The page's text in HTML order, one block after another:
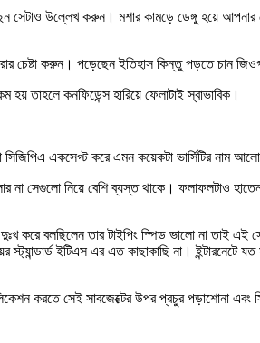
উল্লেখ করুন। মশার কামড়ে ডেঙ্গু হয়ে আপনার
করার চেষ্টা করুন। পড়েছেন ইতিহাস কিন্তু পড়তে চান
হয় তাহলে কনফিডেন্স হারিয়ে ফেলাটাই স্বাভাবিক।
একসেপ্ট করে এমন কয়েকটা ভার্সিটির নাম
না সেগুলো নিয়ে বেশি ব্যস্ত থাকে। ফলাফলটাও
বলছিলেন তার টাইপিং স্পিড ভালো না তাই এই
ইটিএস এর এত কাছাকাছি না।
করতে সেই সাবজেক্টের উপর প্রচুর পড়াশোনা